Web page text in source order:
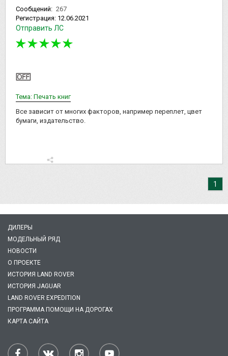
Сообщений: 267
Регистрация: 12.06.2021
Отправить ЛС
Тема: Печать книг
Все зависит от многих факторов, например переплет, цвет
бумаги, издательство.
1
ДИЛЕРЫ
МОДЕЛЬНЫЙ РЯД
НОВОСТИ
О ПРОЕКТЕ
ИСТОРИЯ LAND ROVER
ИСТОРИЯ JAGUAR
LAND ROVER EXPEDITION
ПРОГРАММА ПОМОЩИ НА ДОРОГАХ
КАРТА САЙТА